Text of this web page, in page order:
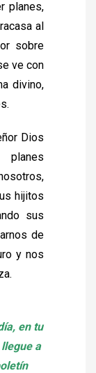
planes,
al
sobre
ve con
divino,
Dios
hijitos
sus
de
y nos
en tu
a